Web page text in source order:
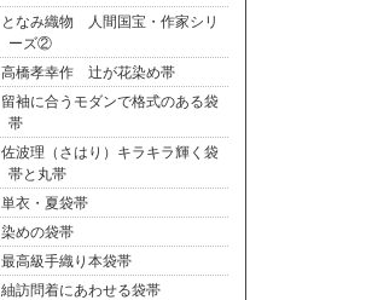
となみ織物 人間国宝・作家シリ
ーズ②
高橋孝幸作 辻が花染め帯
留袖に合うモダンで格式のある袋
帯
佐波理（さはり）キラキラ輝く袋
帯と丸帯
単衣・夏袋帯
染めの袋帯
最高級手織り本袋帯
紬訪問着にあわせる袋帯